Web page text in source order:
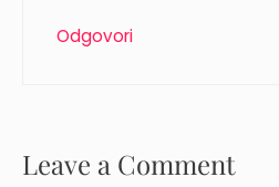
Odgovori
Leave a Comment